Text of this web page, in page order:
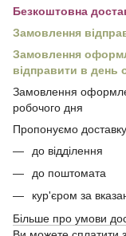
Безкоштовна
Замовлення
Замовлення
відправити в день
Замовлення
робочого дня
Пропонуємо
до відділення
до поштомата
кур'єром за
Більше про умови